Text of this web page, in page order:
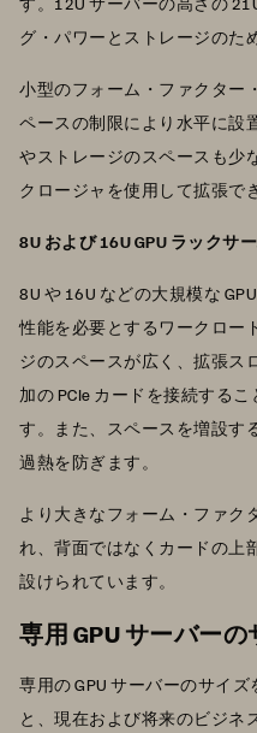
グ・パワーとストレージのた
小型のフォーム・ファクター
ペースの制限により水平に設
やストレージのスペースも少
クロージャを使用して拡張で
8U および 16U GPU ラックサ
8U や 16U などの大規模な
性能を必要とするワークロー
ジのスペースが広く、拡張ス
加の PCIe カードを接続する
す。また、スペースを増設す
過熱を防ぎます。
より大きなフォーム・ファク
れ、背面ではなくカードの上
設けられています。
専用 GPU サーバー
専用の GPU サーバーのサイ
と、現在および将来のビジネ